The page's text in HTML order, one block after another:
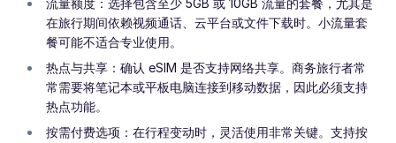
流量额度：选择包含至少 5GB 或 10GB 流量的套餐，尤其是
在旅行期间依赖视频通话、云平台或文件下载时。小流量套
餐可能不适合专业使用。
热点与共享：确认 eSIM 是否支持网络共享。商务旅行者常
常需要将笔记本或平板电脑连接到移动数据，因此必须支持
热点功能。
按需付费选项：在行程变动时，灵活使用非常关键。支持按